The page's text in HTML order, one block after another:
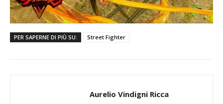
PER SAPERNE DI PIÙ SU: Street Fighter
Aurelio Vindigni Ricca